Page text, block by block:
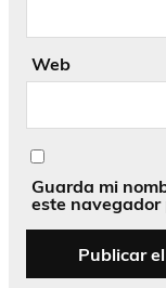
Web
Guarda mi
este navegador